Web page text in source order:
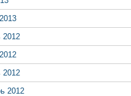
2012
2012
2012